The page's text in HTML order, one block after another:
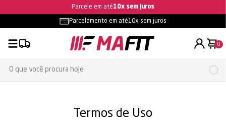
Parcele em até10x sem juros
Parcelamento em até10x sem juros
0
Termos de Uso